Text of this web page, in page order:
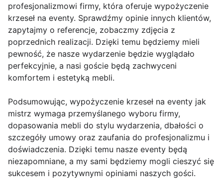
profesjonalizmowi firmy, która oferuje wypożyczenie
krzeseł na eventy. Sprawdźmy opinie innych klientów,
zapytajmy o referencje, zobaczmy zdjęcia z
poprzednich realizacji. Dzięki temu będziemy mieli
pewność, że nasze wydarzenie będzie wyglądało
perfekcyjnie, a nasi goście będą zachwyceni
komfortem i estetyką mebli.
Podsumowując, wypożyczenie krzeseł na eventy jak
mistrz wymaga przemyślanego wyboru firmy,
dopasowania mebli do stylu wydarzenia, dbałości o
szczegóły umowy oraz zaufania do profesjonalizmu i
doświadczenia. Dzięki temu nasze eventy będą
niezapomniane, a my sami będziemy mogli cieszyć się
sukcesem i pozytywnymi opiniami naszych gości.